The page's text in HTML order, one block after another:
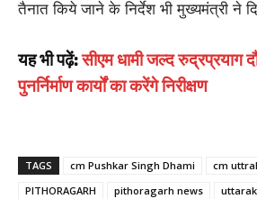
तैनात किये जाने के निर्देश भी मुख्यमंत्री ने
यह भी पढ़ें:सीएम धामी जल्द रुद्रप्रयाग
पुनर्निर्माण कार्यों का करेंगे निरीक्षण
TAGS cm Pushkar Singh Dhami
cm
PITHORAGARH
pithoragarh news